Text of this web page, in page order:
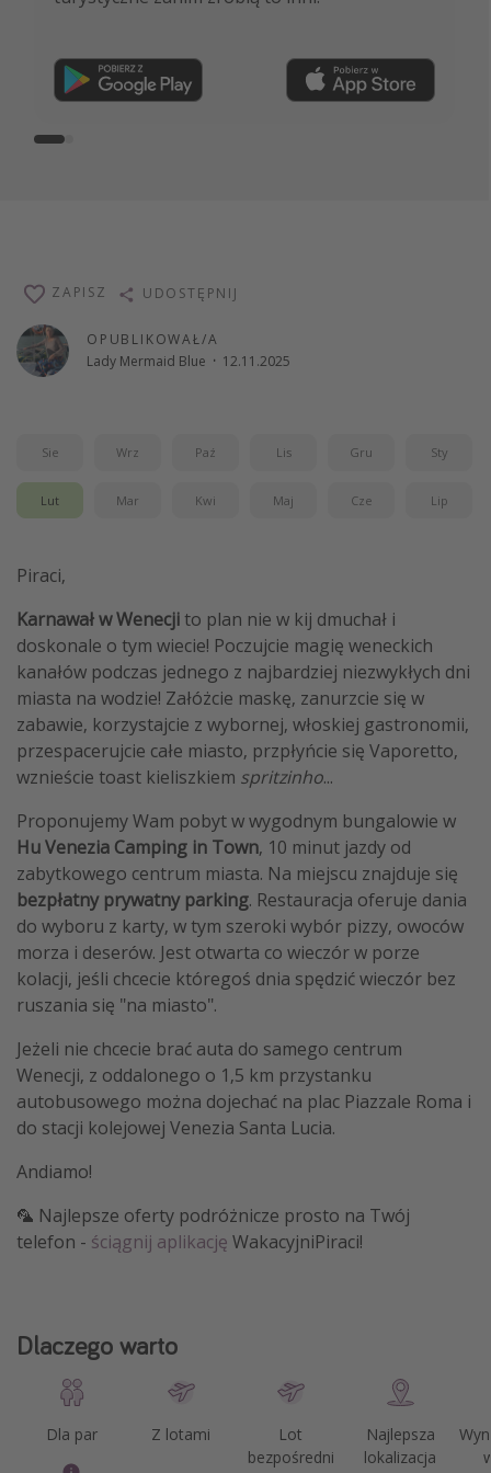
OPUBLIKOWAŁ/A
Lady Mermaid Blue · 12.11.2025
ZAPISZ UDOSTĘPNIJ
Sie Wrz Paź Lis Gru Sty
Lut Mar Kwi Maj Cze Lip
Piraci,
Karnawał w Wenecji to plan nie w kij dmuchał i
doskonale o tym wiecie! Poczujcie magię weneckich
kanałów podczas jednego z najbardziej niezwykłych dni
miasta na wodzie! Załóżcie maskę, zanurzcie się w
zabawie, korzystajcie z wybornej, włoskiej gastronomii,
przespacerujcie całe miasto, przpłyńcie się Vaporetto,
wznieście toast kieliszkiem spritzinho...
Proponujemy Wam pobyt w wygodnym bungalowie w
Hu Venezia Camping in Town, 10 minut jazdy od
zabytkowego centrum miasta. Na miejscu znajduje się
bezpłatny prywatny parking. Restauracja oferuje dania
do wyboru z karty, w tym szeroki wybór pizzy, owoców
morza i deserów. Jest otwarta co wieczór w porze
kolacji, jeśli chcecie któregoś dnia spędzić wieczór bez
ruszania się "na miasto".
Jeżeli nie chcecie brać auta do samego centrum
Wenecji, z oddalonego o 1,5 km przystanku
autobusowego można dojechać na plac Piazzale Roma i
do stacji kolejowej Venezia Santa Lucia.
Andiamo!
🦜 Najlepsze oferty podróżnicze prosto na Twój
telefon - ściągnij aplikację WakacyjniPiraci!
Dlaczego warto
Dla par Z lotami
Lot
bezpośredni
Najlepsza
lokalizacja